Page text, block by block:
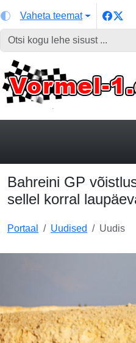
Vaheta teemat
Bahreini GP
sellel korral
Portaal Uudised Uudis